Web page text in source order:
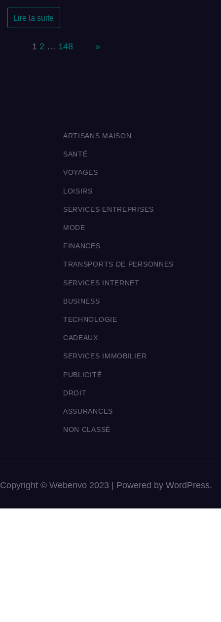
Lire la suite
1 2 … 148 »
ARTISANS MAISON
SANTÉ
VOYAGES
LOISIRS
SERVICES ENTREPRISES
MODE
FINANCES
TRANSPORTS DE PERSONNES
SERVICES INTERNET
BUSINESS
TECHNOLOGIE
CADEAUX
SERVICES IMMOBILIER
PUBLICITÉ
DROIT
ASSURANCES
NON CLASSÉ
Copyright © Webenvo 2023 | Powered by WordPress.